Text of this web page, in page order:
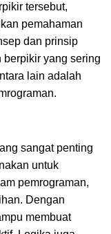
tersebut,
pemahaman
dan prinsip
yang sering
lain adalah
sangat penting
untuk
pemrograman,
Dengan
membuat